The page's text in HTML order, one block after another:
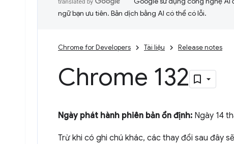
ngữ bạn ưu tiên. Bản dịch bằng AI có thể có lỗi.
Chrome for Developers Tài liệu Release notes
Chrome 132
Ngày phát hành phiên bản ổn định: Ngày 14
Trừ khi có ghi chú khác, các thay đổi sau đây